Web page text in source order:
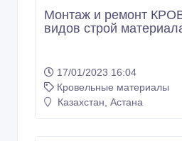
Монтаж и ремонт
видов строй
17/01/2023 16:04
Кровельные материалы
Казахстан, Астана